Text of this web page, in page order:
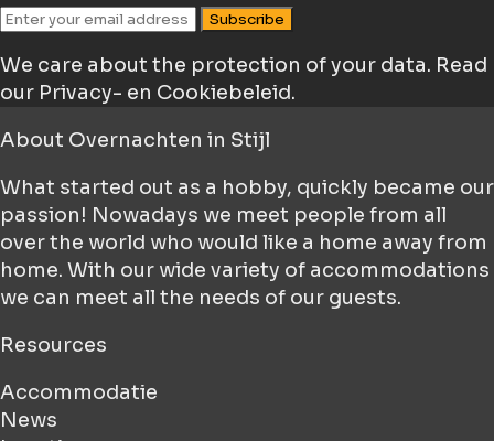
Subscribe
We care about the protection of your data. Read
our Privacy- en Cookiebeleid.
About Overnachten in Stijl
What started out as a hobby, quickly became our
passion! Nowadays we meet people from all
over the world who would like a home away from
home. With our wide variety of accommodations
we can meet all the needs of our guests.
Resources
Accommodatie
News